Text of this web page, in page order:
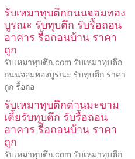
รับเหมาทุบตึกถนนจอมทอง
บูรณะ รับทุบตึก รับรื้อถอน
อาคาร รื้อถอนบ้าน ราคา
ถูก
รับเหมาทุบตึก.com รับเหมาทุบตึก
ถนนจอมทองบูรณะ รับทุบตึก ราคา
ถูก รื้อถอ
รับเหมาทุบตึกด่านมะขาม
เตี้ยรับทุบตึก รับรื้อถอน
อาคาร รื้อถอนบ้าน ราคา
ถูก
รับเหมาทุบตึก.com รับเหมาทุบตึก